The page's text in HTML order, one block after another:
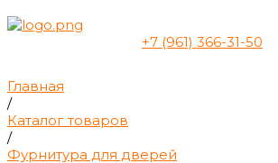
+7 (961) 366-31-50
Главная
/
Каталог товаров
/
Фурнитура для дверей